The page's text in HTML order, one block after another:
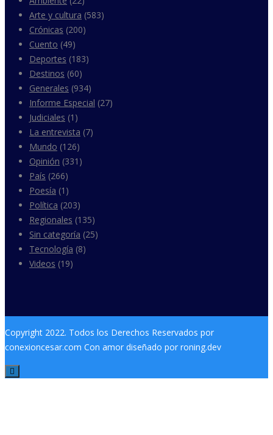
Arte y cultura (583)
Crónicas (200)
Cuento (49)
Deportes (183)
Destinos (60)
Generales (934)
Informe Especial (27)
Judiciales (1)
La entrevista (7)
Mundo (126)
Opinión (331)
País (266)
Poesía (1)
Política (203)
Regionales (135)
Sin categoría (25)
Tecnología (8)
Videos (19)
Copyright 2022. Todos los Derechos Reservados por
conexioncesar.com Con amor diseñado por roning.dev